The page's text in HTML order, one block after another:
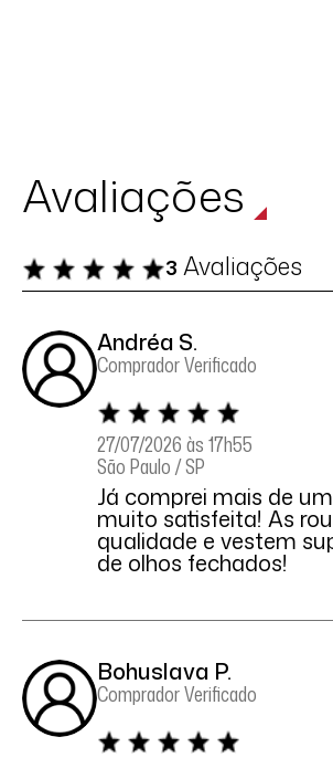
Avaliações
3 Avaliações
Andréa S.
Comprador Verificado
27/07/2026 às 17h55
São Paulo / SP
Já comprei mais de
muito satisfeita! As
qualidade e vestem
de olhos fechados!
Bohuslava P.
Comprador Verificado